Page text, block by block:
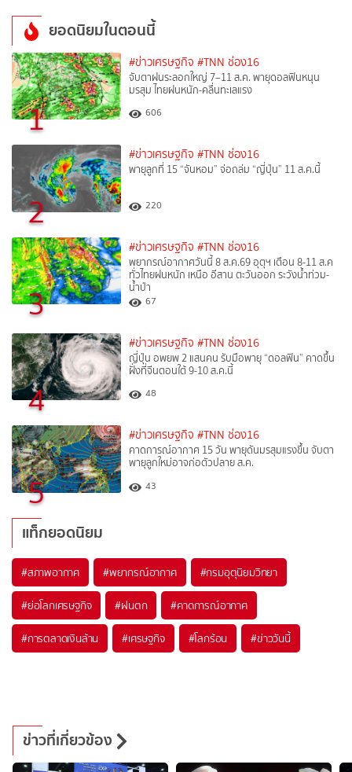
ยอดนิยมในตอนนี้
1
#ข่าวเศรษฐกิจ #TNN ช่อง16
จับตาฝนระลอกใหญ่ 7–11 ส.ค. พายุดอลฟินหนุน
มรสุม ไทยฝนหนัก-คลื่นทะเลแรง
606
2
#ข่าวเศรษฐกิจ #TNN ช่อง16
พายุลูกที่ 15 “จันหอม” จ่อถล่ม “ญี่ปุ่น” 11 ส.ค.นี้
220
3
#ข่าวเศรษฐกิจ #TNN ช่อง16
พยากรณ์อากาศวันนี้ 8 ส.ค.69 อุตุฯ เตือน 8-11 ส.ค
ทั่วไทยฝนหนัก เหนือ อีสาน ตะวันออก ระวังน้ำท่วม-
น้ำป่า
67
4
#ข่าวเศรษฐกิจ #TNN ช่อง16
ญี่ปุ่น อพยพ 2 แสนคน รับมือพายุ “ดอลฟิน” คาดขึ้น
ฝั่งที่จีนตอนใต้ 9-10 ส.ค.นี้
48
5
#ข่าวเศรษฐกิจ #TNN ช่อง16
คาดการณ์อากาศ 15 วัน พายุดันมรสุมแรงขึ้น จับตา
พายุลูกใหม่อาจก่อตัวปลาย ส.ค.
43
แท็กยอดนิยม
#สภาพอากาศ #พยากรณ์อากาศ #กรมอุตุนิยมวิทยา
#ย่อโลกเศรษฐกิจ #ฝนตก #คาดการณ์อากาศ
#การตลาดเงินล้าน #เศรษฐกิจ #โลกร้อน #ข่าววันนี้
ข่าวที่เกี่ยวข้อง